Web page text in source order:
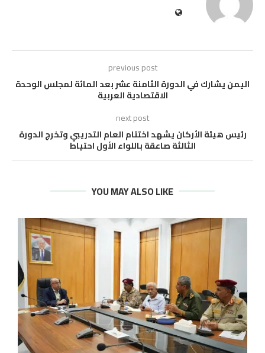
previous post
اليمن يشارك في الدورة الثامنة عشر بعد المائة لمجلس الوحدة
الاقتصادية العربية
next post
رئيس هيئة الأركان يشهد اختتام العام التدريبي وتخرج الدورة
الثالثة صاعقة باللواء الأول احتياط
YOU MAY ALSO LIKE